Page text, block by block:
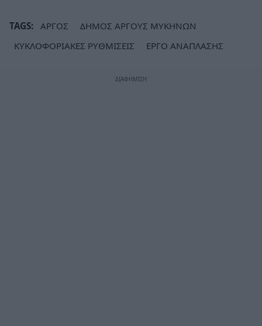
TAGS: ΑΡΓΟΣ
ΔΗΜΟΣ ΑΡΓΟΥΣ ΜΥΚΗΝΩΝ
ΚΥΚΛΟΦΟΡΙΑΚΕΣ ΡΥΘΜΙΣΕΙΣ
ΕΡΓΟ ΑΝΑΠΛΑΣΗΣ